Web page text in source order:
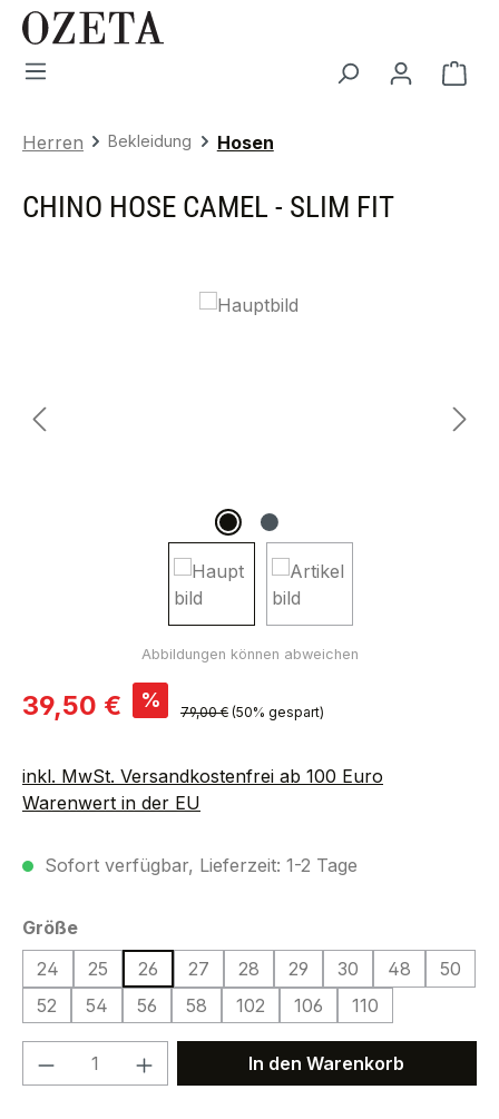
Zum Hauptinhalt springen
Herren Bekleidung Hosen
CHINO HOSE CAMEL - SLIM FIT
Bildergalerie überspringen
Verkaufspreis:
39,50 € % Regulärer Preis:
79,00 € (50% gespart)
inkl. MwSt. Versandkostenfrei ab 100 Euro
Warenwert in der EU
Sofort verfügbar, Lieferzeit: 1-2 Tage
Größeauswählen
24
25 26 27 28 29 30 48
50
52
54 56 58 102 106 110
Produkt Anzahl: Gib denIn den Warenkorb